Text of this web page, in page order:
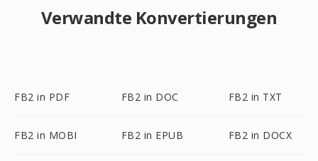
Verwandte Konvertierungen
FB2 in PDF FB2 in DOC FB2 in TXT
FB2 in MOBI FB2 in EPUB FB2 in DOCX